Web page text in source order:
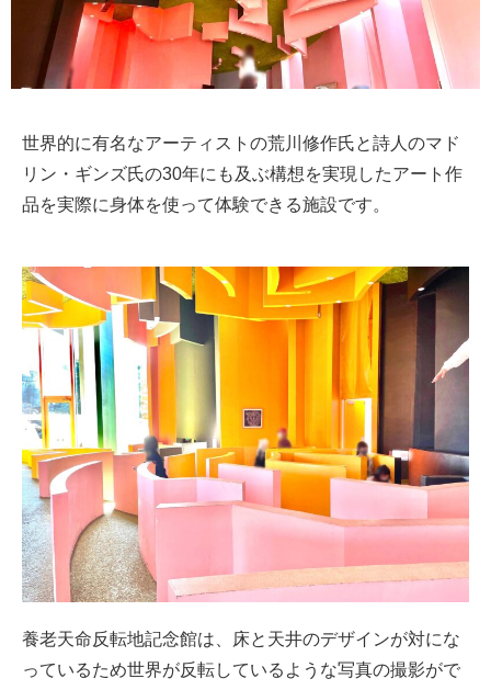
世界的に有名なアーティストの荒川修作氏と詩人のマド
リン・ギンズ氏の30年にも及ぶ構想を実現したアート作
品を実際に身体を使って体験できる施設です。
養老天命反転地記念館は、床と天井のデザインが対にな
っているため世界が反転しているような写真の撮影がで